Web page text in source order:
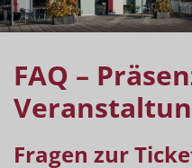
FAQ –
Fragen zur